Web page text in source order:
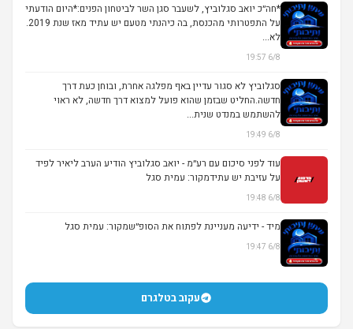
*חה״כ יואב סגלוביץ, לשעבר סגן השר לביטחון הפנים:*היום הודעתי
על התפטרותי מהכנסת, בה כיהנתי מטעם יש עתיד מאז שנת 2019.
לא...
6/8 19:57
סגלוביץ לא סגור עדיין באף מפלגה אחרת, ובוחן כעת דרך
חדשה.החליט שבזמן שהוא פועל למצוא דרך חדשה, לא ראוי
להשתמש במנדט שנית...
6/8 19:49
עוד לפני סיכום עם רע״מ - יואב סגלוביץ הודיע הערב ליאיר לפיד
על עזיבת יש עתידמקור: עמית סגל
6/8 19:48
מיד - ידיעה מעניינת לפתוח את הסופ״שמקור: עמית סגל
6/8 19:47
עקוב בטלגרם